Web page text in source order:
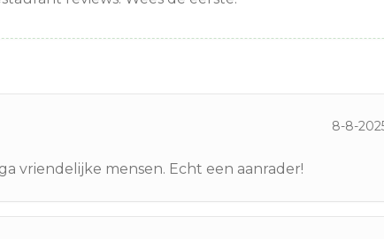
8-8-
vriendelijke mensen. Echt een aanrader!